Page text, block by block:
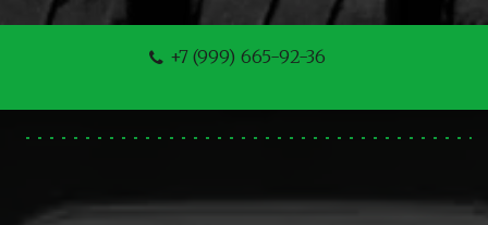
+7 (999) 665-92-36